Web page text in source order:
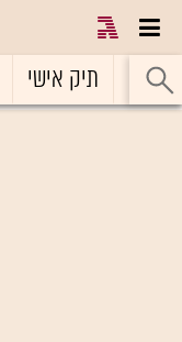
ראשי תיק אישי